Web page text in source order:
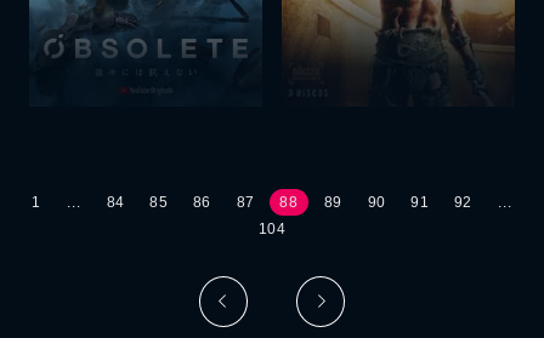
1 84 85 86 87 88 89 90 91 92
104